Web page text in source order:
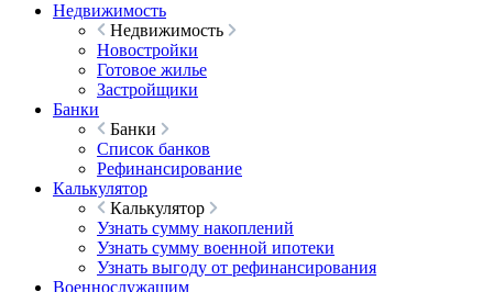
Недвижимость
Недвижимость
Новостройки
Готовое жилье
Застройщики
Банки
Банки
Список банков
Рефинансирование
Калькулятор
Калькулятор
Узнать сумму накоплений
Узнать сумму военной ипотеки
Узнать выгоду от рефинансирования
Военнослужащим